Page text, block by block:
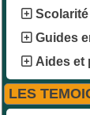
Scolarité
Guides
Aides et
LES